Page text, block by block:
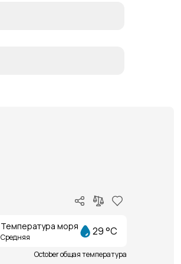
Температура моря
Средняя 29 °C
October общая температура